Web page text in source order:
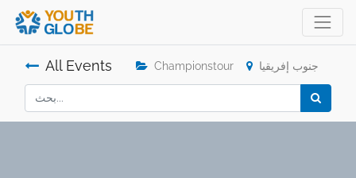
All Events Championstour جنوب إفريقيا